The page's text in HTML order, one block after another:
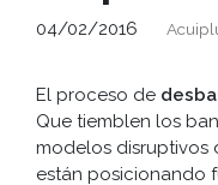
04/02/2016
El proceso de
Que tiemblen los
modelos disruptivos
están posicionando